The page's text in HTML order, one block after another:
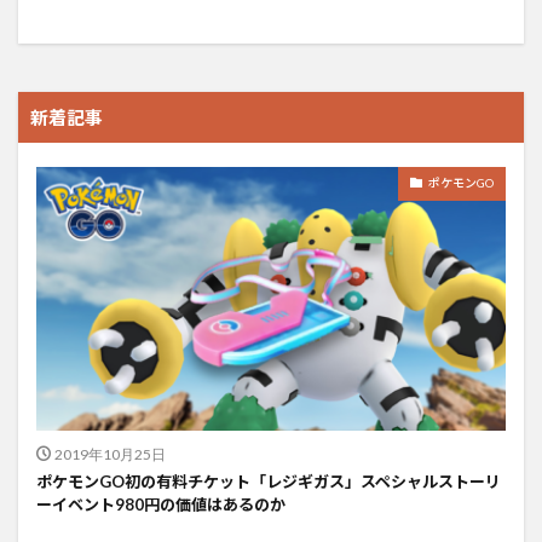
新着記事
ポケモンGO
2019年10月25日
ポケモンGO初の有料チケット「レジギガス」スペシャルストーリ
ーイベント980円の価値はあるのか